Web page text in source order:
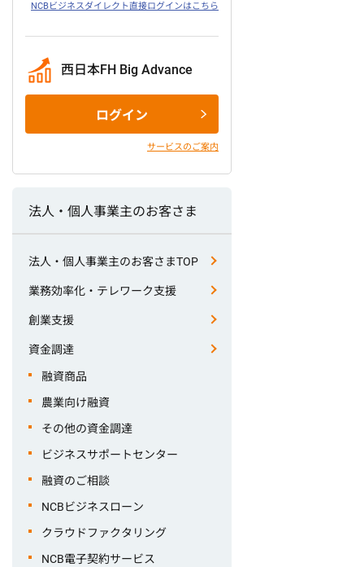
NCBビジネスダイレクト直接ログインはこちら
西日本FH Big Advance
ログイン
サービスのご案内
法人・個人事業主のお客さま
法人・個人事業主のお客さまTOP
業務効率化・テレワーク支援
創業支援
資金調達
融資商品
農業向け融資
その他の資金調達
ビジネスサポートセンター
融資のご相談
NCBビジネスローン
クラウドファクタリング
NCB電子契約サービス